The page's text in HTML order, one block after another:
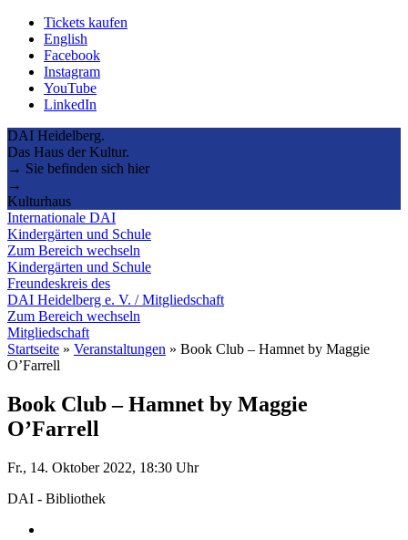
Tickets kaufen
English
Facebook
Instagram
YouTube
LinkedIn
DAI Heidelberg.
Das Haus der Kultur.
→ Sie befinden sich hier
→
Kulturhaus
Internationale DAI
Kindergärten und Schule
Zum Bereich wechseln
Kindergärten und Schule
Freundeskreis des
DAI Heidelberg e. V. / Mitgliedschaft
Zum Bereich wechseln
Mitgliedschaft
Startseite » Veranstaltungen » Book Club – Hamnet by Maggie
O’Farrell
Book Club – Hamnet by Maggie
O’Farrell
Fr., 14. Oktober 2022, 18:30 Uhr
DAI - Bibliothek